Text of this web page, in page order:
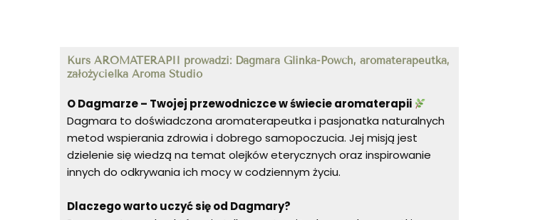
Kurs AROMATERAPII prowadzi: Dagmara Glinka-Powch, aromaterapeutka,
założycielka Aroma Studio
O Dagmarze – Twojej przewodniczce w świecie aromaterapii
Dagmara to doświadczona aromaterapeutka i pasjonatka naturalnych
metod wspierania zdrowia i dobrego samopoczucia. Jej misją jest
dzielenie się wiedzą na temat olejków eterycznych oraz inspirowanie
innych do odkrywania ich mocy w codziennym życiu.
Dlaczego warto uczyć się od Dagmary?